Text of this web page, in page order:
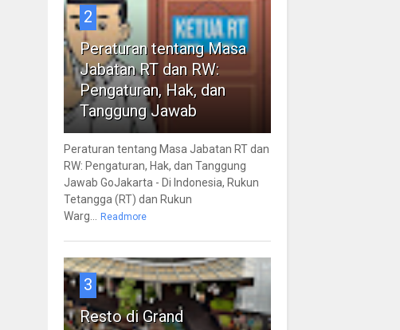
2
Peraturan tentang Masa
Jabatan RT dan RW:
Pengaturan, Hak, dan
Tanggung Jawab
Peraturan tentang Masa Jabatan RT dan
RW: Pengaturan, Hak, dan Tanggung
Jawab GoJakarta - Di Indonesia, Rukun
Tetangga (RT) dan Rukun
Warg... Readmore
3
Resto di Grand